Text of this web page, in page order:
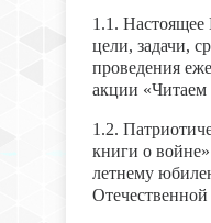
1.1. Настоящее
цели, задачи,
проведения
акции «Читаем
1.2.
книги о
летнему